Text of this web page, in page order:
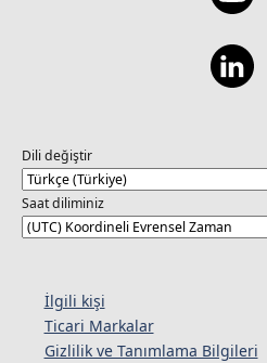
Dili değiştir
Saat diliminiz
İlgili kişi
Ticari Markalar
Gizlilik ve Tanımlama Bilgileri